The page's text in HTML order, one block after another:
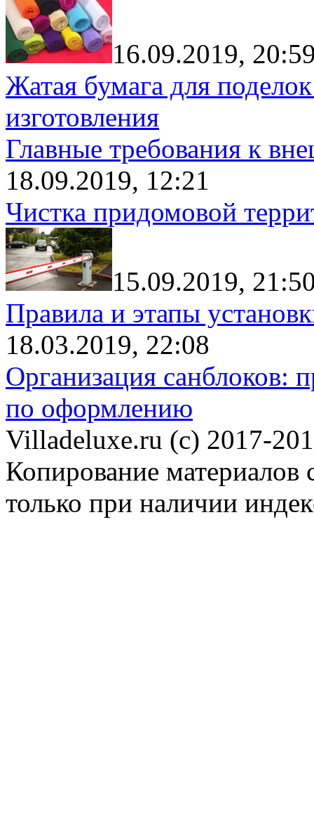
16.09.2019,
Жатая бумага для
изготовления
Главные требования к
18.09.2019, 12:21
Чистка придомовой
15.09.2019,
Правила и этапы
18.03.2019, 22:08
Организация санблоков:
по оформлению
Villadeluxe.ru (c) 2017-
Копирование материалов
только при наличии